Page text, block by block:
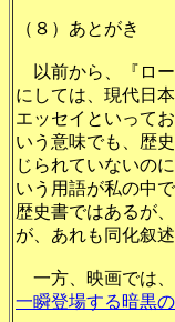
（８）あとがき
以前から、『ロー
にしては、現代日
エッセイといって
いう意味でも、歴
じられていないの
いう用語が私の中
歴史書ではあるが
が、あれも同化叙
一方、映画では
一瞬登場する暗黒